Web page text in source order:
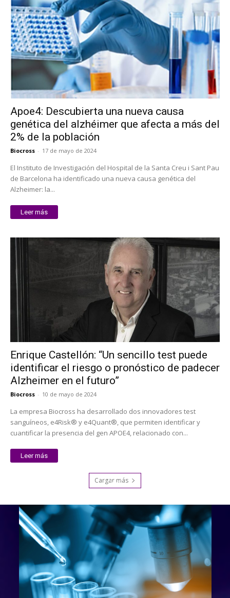
Apoe4: Descubierta una nueva causa
genética del alzhéimer que afecta a más del
2% de la población
Biocross - 17 de mayo de 2024
El Instituto de Investigación del Hospital de la Santa Creu i Sant Pau
de Barcelona ha identificado una nueva causa genética del
Alzheimer: la...
Leer más
Enrique Castellón: “Un sencillo test puede
identificar el riesgo o pronóstico de padecer
Alzheimer en el futuro”
Biocross - 10 de mayo de 2024
La empresa Biocross ha desarrollado dos innovadores test
sanguíneos, e4Risk® y e4Quant®, que permiten identificar y
cuantificar la presencia del gen APOE4, relacionado con...
Leer más
Cargar más